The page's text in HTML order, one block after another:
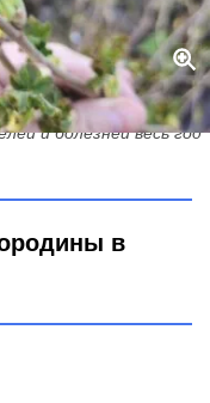
- обязательно: 3
и болезней весь год
в